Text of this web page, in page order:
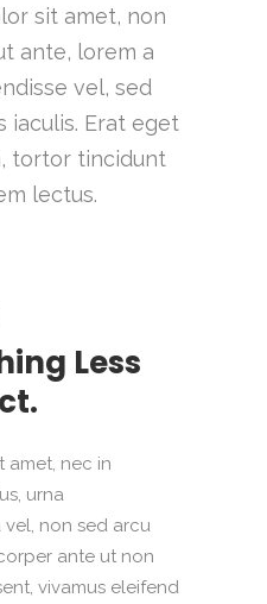
sit amet, non
ante, lorem a
vel, sed
iaculis. Erat eget
tortor tincidunt
lectus.
Less
amet, nec in
urna
non sed arcu
ante ut non
vivamus eleifend